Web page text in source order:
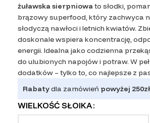
żuławska sierpniowa to słodki,
brązowy superfood, który zachwyca
słodyczą nawłoci i letnich kwiatów.
doskonale wspiera koncentrację,
energii. Idealna jako codzienna
do ulubionych napojów i potraw. W
dodatków – tylko to, co najlepsze z
Rabatydla zamówień powyżej
WIELKOŚĆ SŁOIKA